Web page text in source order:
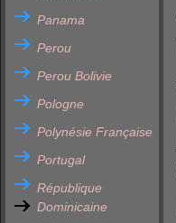
Panama
Perou
Perou Bolivie
Pologne
Polynésie Française
Portugal
République
Dominicaine